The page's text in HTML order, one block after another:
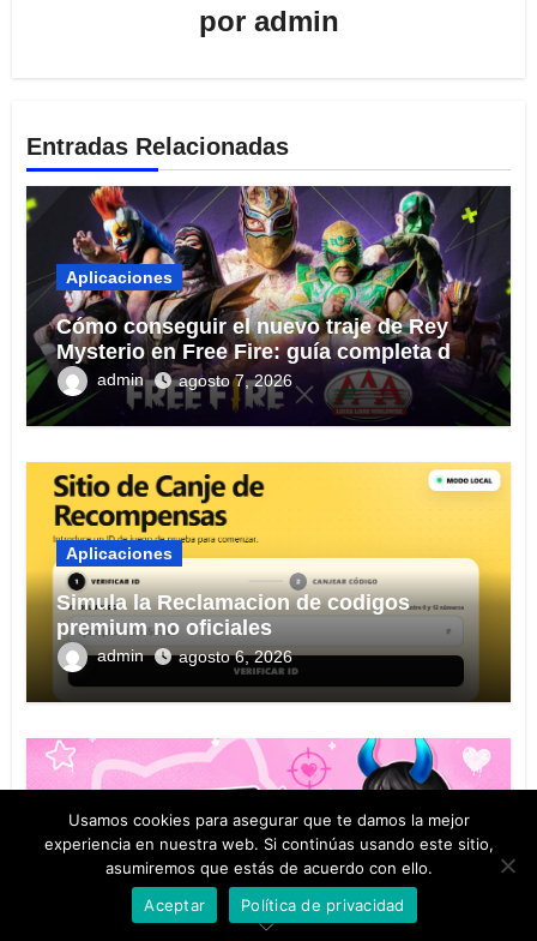
por admin
Entradas Relacionadas
Aplicaciones
Cómo conseguir el nuevo traje de Rey
Mysterio en Free Fire: guía completa del
evento 2026
admin agosto 7, 2026
Aplicaciones
Simula la Reclamacion de codigos
premium no oficiales
admin agosto 6, 2026
Aplicaciones
Sensibilidades Premium para Free Fire
2026: configuraciones para pegar rojo
KITTY FREE agosto 2, 2026
Usamos cookies para asegurar que te damos la mejor
experiencia en nuestra web. Si continúas usando este sitio,
asumiremos que estás de acuerdo con ello.
Aceptar
Política de privacidad